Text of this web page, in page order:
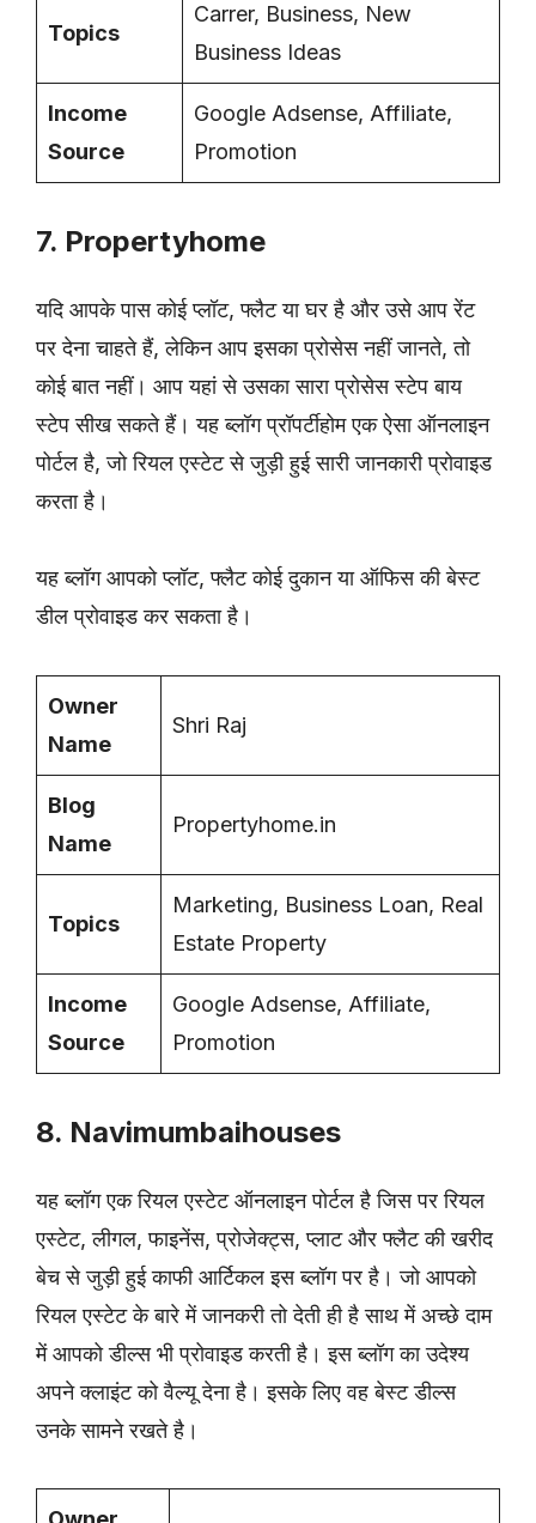
Topics
Carrer, Business, New
Business Ideas
Income
Source
Google Adsense, Affiliate,
Promotion
7. Propertyhome
यदि आपके पास कोई प्लॉट, फ्लैट या घर है और उसे आप रेंट
पर देना चाहते हैं, लेकिन आप इसका प्रोसेस नहीं जानते, तो
कोई बात नहीं। आप यहां से उसका सारा प्रोसेस स्टेप बाय
स्टेप सीख सकते हैं। यह ब्लॉग प्रॉपर्टीहोम एक ऐसा ऑनलाइन
पोर्टल है, जो रियल एस्टेट से जुड़ी हुई सारी जानकारी प्रोवाइड
करता है।
यह ब्लॉग आपको प्लॉट, फ्लैट कोई दुकान या ऑफिस की बेस्ट
डील प्रोवाइड कर सकता है।
Owner
Name
Shri Raj
Blog
Name
Propertyhome.in
Topics
Marketing, Business Loan, Real
Estate Property
Income
Source
Google Adsense, Affiliate,
Promotion
8. Navimumbaihouses
यह ब्लॉग एक रियल एस्टेट ऑनलाइन पोर्टल है जिस पर रियल
एस्टेट, लीगल, फाइनेंस, प्रोजेक्ट्स, प्लाट और फ्लैट की खरीद
बेच से जुड़ी हुई काफी आर्टिकल इस ब्लॉग पर है। जो आपको
रियल एस्टेट के बारे में जानकरी तो देती ही है साथ में अच्छे दाम
में आपको डील्स भी प्रोवाइड करती है। इस ब्लॉग का उदेश्य
अपने क्लाइंट को वैल्यू देना है। इसके लिए वह बेस्ट डील्स
उनके सामने रखते है।